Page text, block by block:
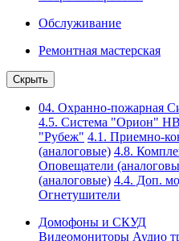
Обслуживание
Ремонтная мастерская
Скрыть
04. Охранно-пожарная
4.5. Система "Орион"
"Рубеж" 4.1. Приемно-
(аналоговые) 4.8.
Оповещатели
(аналоговые) 4.4. Доп.
Огнетушители
Домофоны и СКУД
Видеомониторы Аудио